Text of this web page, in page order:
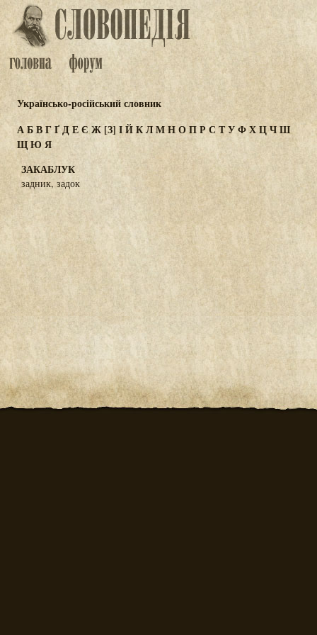
Українсько-російський словник
АБВГҐДЕЄ Ж[З] ІЙКЛМНОПР С ТУФХЦЧШ
ЩЮ Я
ЗАКАБЛУК
задник, задок